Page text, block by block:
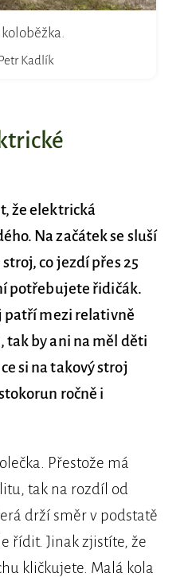
Kadlík
že elektrická
Na začátek se sluší
co jezdí přes 25
potřebujete řidičák.
patří mezi relativně
tak by ani na měl děti
si na takový stroj
ročně i
Přestože má
tak na rozdíl od
drží směr v podstatě
řídit. Jinak zjistíte, že
kličkujete. Malá kola